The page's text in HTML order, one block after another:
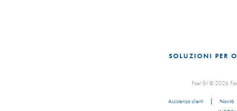
SOLUZIONI PER
Faet Srl © 2026
Assistenza clienti Novità